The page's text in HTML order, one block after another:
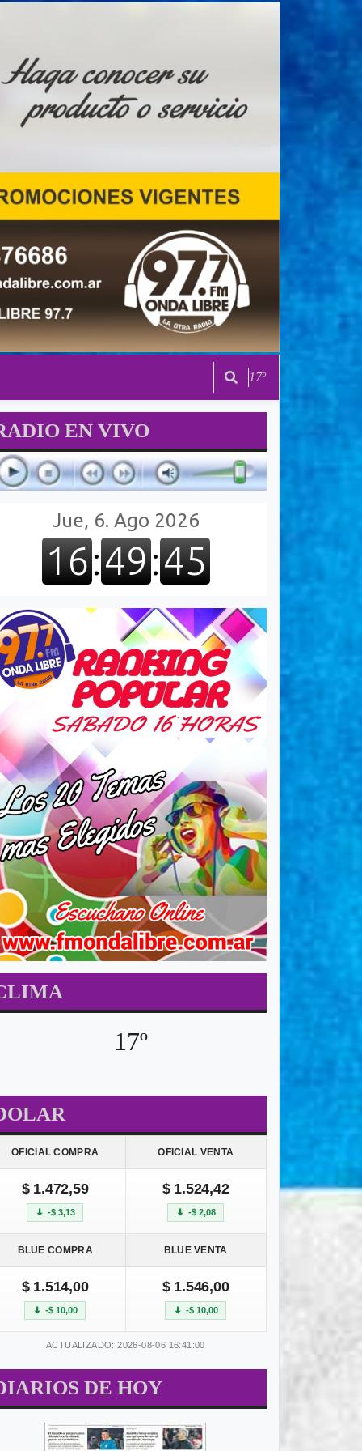
17º
EN VIVO
17º
OFICIAL COMPRA OFICIAL VENTA
$ 1.472,59
-$ 3,13
$ 1.524,42
-$ 2,08
BLUE COMPRA BLUE VENTA
$ 1.514,00
-$ 10,00
$ 1.546,00
-$ 10,00
ACTUALIZADO: 2026-08-06 16:41:00
DE HOY